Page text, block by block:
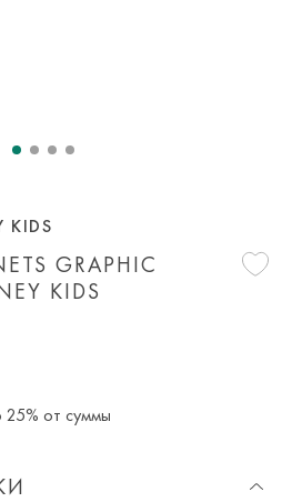
GRAPHIC
KIDS
KIDS
25% от суммы